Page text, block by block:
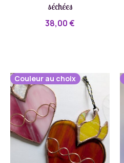
séchées
38,00€
Couleur au choix